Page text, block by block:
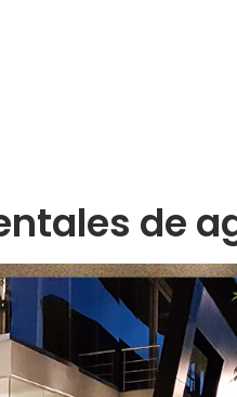
de